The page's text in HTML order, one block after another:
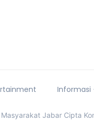
Informasi
Jabar Cipta